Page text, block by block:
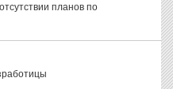
планов по